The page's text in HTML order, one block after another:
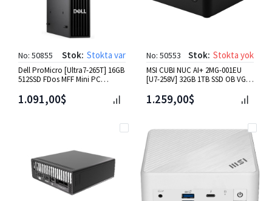
No: 50855 Stok: Stokta var
Dell ProMicro [Ultra7-265T] 16GB
512SSD FDos MFF Mini PC
1.091,00$
No: 50553 Stok: Stokta yok
MSI CUBI NUC AI+ 2MG-001EU
[U7-258V] 32GB 1TB SSD OB VGA
1.259,00$